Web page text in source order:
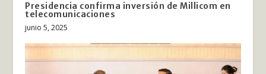
Presidencia confirma inversión de Millicom en
telecomunicaciones
junio 5, 2025